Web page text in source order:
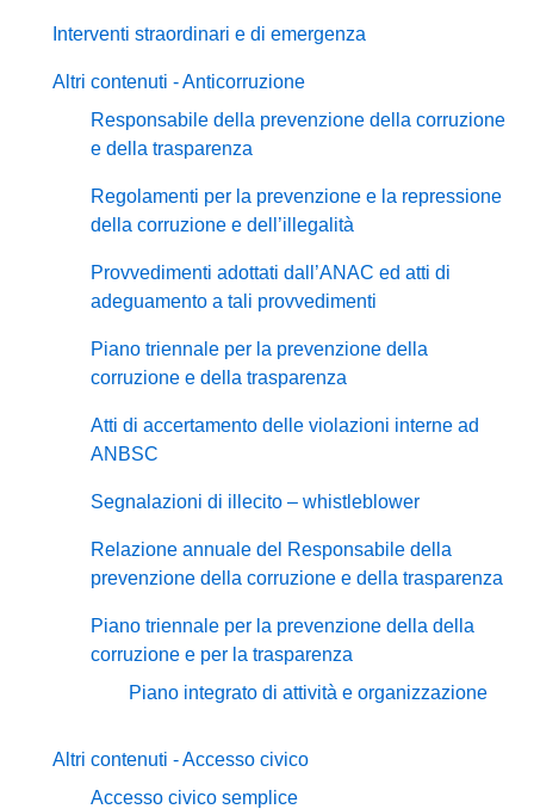
Interventi straordinari e di emergenza
Altri contenuti - Anticorruzione
Responsabile della prevenzione della corruzione
e della trasparenza
Regolamenti per la prevenzione e la repressione
della corruzione e dell’illegalità
Provvedimenti adottati dall’ANAC ed atti di
adeguamento a tali provvedimenti
Piano triennale per la prevenzione della
corruzione e della trasparenza
Atti di accertamento delle violazioni interne ad
ANBSC
Segnalazioni di illecito – whistleblower
Relazione annuale del Responsabile della
prevenzione della corruzione e della trasparenza
Piano triennale per la prevenzione della della
corruzione e per la trasparenza
Piano integrato di attività e organizzazione
Altri contenuti - Accesso civico
Accesso civico semplice